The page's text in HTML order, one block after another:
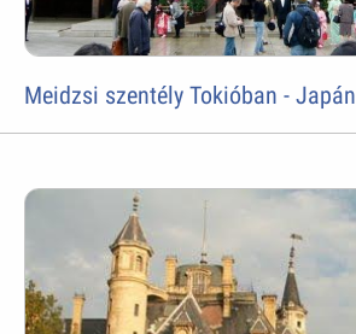
Meidzsi szentély Tokióban - Japán